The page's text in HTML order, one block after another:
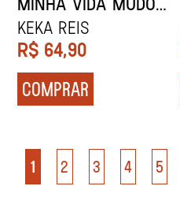
POR CAUSA DE UM
BILHETE COLADO EM
UM PORTÃO
FECHADO NA VILA
IPOJUCA
KEKA REIS
R$ 64,90
COMPRAR
1 2 3 4 5